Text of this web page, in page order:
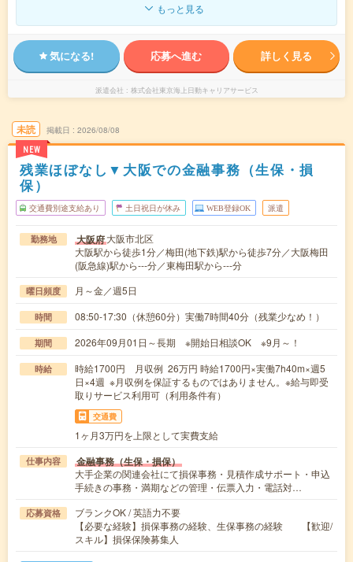
もっと見る
気になる! 応募へ進む 詳しく見る
派遣会社 株式会社東京海上日動キャリアサービス
未読
NEW
掲載日 2026/08/08
残業ほぼなし▼大阪での金融事務（生保・損
保）
交通費別途支給あり 土日祝日が休み WEB登録OK 派遣
勤務地 大阪府大阪市北区
大阪駅から徒歩1分／梅田(地下鉄)駅から徒歩7分／大阪梅田
(阪急線)駅から---分／東梅田駅から---分
曜日頻度 月～金／週5日
時間 08:50-17:30（休憩60分）実働7時間40分（残業少なめ！）
期間 2026年09月01日～長期 ※開始日相談OK ※9月～！
時給
時給1700円 月収例 26万円 時給1700円×実働7h40m×週5
日×4週 ※月収例を保証するものではありません。※給与即受
取りサービス利用可（利用条件有）
交通費
1ヶ月3万円を上限として実費支給
仕事内容 金融事務（生保・損保）
大手企業の関連会社にて損保事務・見積作成サポート・申込
手続きの事務・満期などの管理・伝票入力・電話対…
応募資格
ブランクOK / 英語力不要
【必要な経験】損保事務の経験、生保事務の経験 【歓迎/
スキル】損保保険募集人